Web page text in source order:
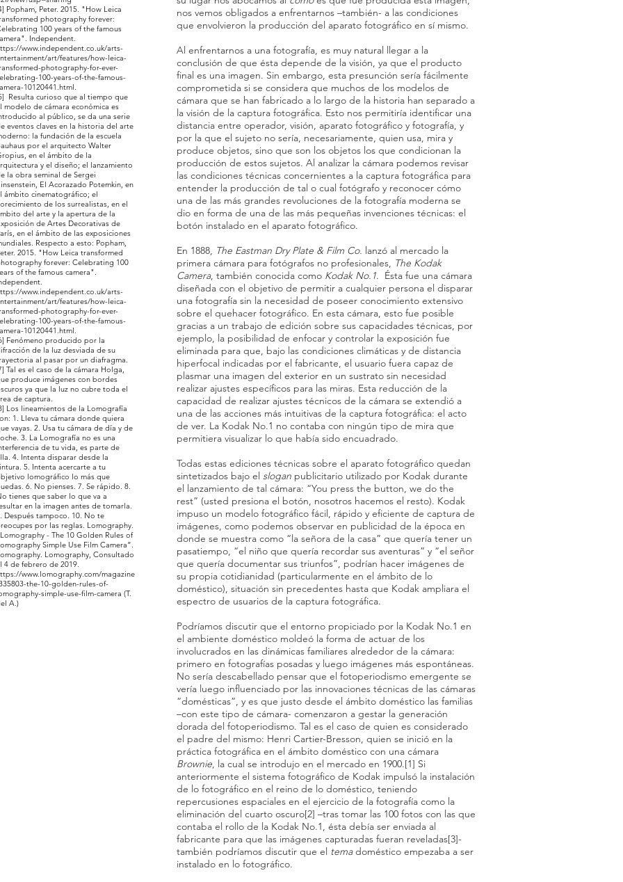
Popham, Peter. 2015. "How Leica
photography forever:
100 years of the famous
Independent.
www.independent.co.uk/arts-
art/features/how-leica-
photography-for-ever-
100-years-of-the-famous-
10120441.html.
Resulta curioso que al tiempo que
modelo de cámara económica es
al público, se da una serie
eventos claves en la historia del arte
la fundación de la escuela
por el arquitecto Walter
en el ámbito de la
y el diseño; el lanzamiento
la obra seminal de Sergei
El Acorazado Potemkin, en
ámbito cinematográfico; el
de los surrealistas, en el
del arte y la apertura de la
de Artes Decorativas de
en el ámbito de las exposiciones
Respecto a esto: Popham,
2015. "How Leica transformed
forever: Celebrating 100
of the famous camera".
www.independent.co.uk/arts-
art/features/how-leica-
photography-for-ever-
100-years-of-the-famous-
10120441.html.
Fenómeno producido por la
de la luz desviada de su
al pasar por un diafragma.
Tal es el caso de la cámara Holga,
produce imágenes con bordes
ya que la luz no cubre toda el
de captura.
Los lineamientos de la Lomografía
1. Lleva tu cámara donde quiera
vayas. 2. Usa tu cámara de día y de
3. La Lomografía no es una
de tu vida, es parte de
4. Intenta disparar desde la
5. Intenta acercarte a tu
lomográfico lo más que
6. No pienses. 7. Se rápido. 8.
tienes que saber lo que va a
en la imagen antes de tomarla.
Después tampoco. 10. No te
por las reglas. Lomography.
- The 10 Golden Rules of
Simple Use Film Camera”.
Lomography, Consultado
4 de febrero de 2019.
www.lomography.com/magazine
the-10-golden-rules-of-
simple-use-film-camera (T.
A.)
nos vemos obligados a enfrentarnos –también- a las condiciones
que envolvieron la producción del aparato fotográfico en sí mismo.
Al enfrentarnos a una fotografía, es muy natural llegar a la
conclusión de que ésta depende de la visión, ya que el producto
final es una imagen. Sin embargo, esta presunción sería fácilmente
comprometida si se considera que muchos de los modelos de
cámara que se han fabricado a lo largo de la historia han separado a
la visión de la captura fotográfica. Esto nos permitiría identificar una
distancia entre operador, visión, aparato fotográfico y fotografía, y
por la que el sujeto no sería, necesariamente, quien usa, mira y
produce objetos, sino que son los objetos los que condicionan la
producción de estos sujetos. Al analizar la cámara podemos revisar
las condiciones técnicas concernientes a la captura fotográfica para
entender la producción de tal o cual fotógrafo y reconocer cómo
una de las más grandes revoluciones de la fotografía moderna se
dio en forma de una de las más pequeñas invenciones técnicas: el
botón instalado en el aparato fotográfico.
En 1888, The Eastman Dry Plate & Film Co. lanzó al mercado la
primera cámara para fotógrafos no profesionales, The Kodak
Camera, también conocida como Kodak No.1. Ésta fue una cámara
diseñada con el objetivo de permitir a cualquier persona el disparar
una fotografía sin la necesidad de poseer conocimiento extensivo
sobre el quehacer fotográfico. En esta cámara, esto fue posible
gracias a un trabajo de edición sobre sus capacidades técnicas, por
ejemplo, la posibilidad de enfocar y controlar la exposición fue
eliminada para que, bajo las condiciones climáticas y de distancia
hiperfocal indicadas por el fabricante, el usuario fuera capaz de
plasmar una imagen del exterior en un sustrato sin necesidad
realizar ajustes específicos para las miras. Esta reducción de la
capacidad de realizar ajustes técnicos de la cámara se extendió a
una de las acciones más intuitivas de la captura fotográfica: el acto
de ver. La Kodak No.1 no contaba con ningún tipo de mira que
permitiera visualizar lo que había sido encuadrado.
Todas estas ediciones técnicas sobre el aparato fotográfico quedan
sintetizados bajo el slogan publicitario utilizado por Kodak durante
el lanzamiento de tal cámara: “You press the button, we do the
rest” (usted presiona el botón, nosotros hacemos el resto). Kodak
impuso un modelo fotográfico fácil, rápido y eficiente de captura de
imágenes, como podemos observar en publicidad de la época en
donde se muestra como “la señora de la casa” que quería tener un
pasatiempo, “el niño que quería recordar sus aventuras” y “el señor
que quería documentar sus triunfos”, podrían hacer imágenes de
su propia cotidianidad (particularmente en el ámbito de lo
doméstico), situación sin precedentes hasta que Kodak ampliara el
espectro de usuarios de la captura fotográfica.
Podríamos discutir que el entorno propiciado por la Kodak No.1 en
el ambiente doméstico moldeó la forma de actuar de los
involucrados en las dinámicas familiares alrededor de la cámara:
primero en fotografías posadas y luego imágenes más espontáneas.
No sería descabellado pensar que el fotoperiodismo emergente se
vería luego influenciado por las innovaciones técnicas de las cámaras
“domésticas”, y es que justo desde el ámbito doméstico las familias
–con este tipo de cámara- comenzaron a gestar la generación
dorada del fotoperiodismo. Tal es el caso de quien es considerado
el padre del mismo: Henri Cartier-Bresson, quien se inició en la
práctica fotográfica en el ámbito doméstico con una cámara
Brownie, la cual se introdujo en el mercado en 1900.[1] Si
anteriormente el sistema fotográfico de Kodak impulsó la instalación
de lo fotográfico en el reino de lo doméstico, teniendo
repercusiones espaciales en el ejercicio de la fotografía como la
eliminación del cuarto oscuro[2] –tras tomar las 100 fotos con las que
contaba el rollo de la Kodak No.1, ésta debía ser enviada al
fabricante para que las imágenes capturadas fueran reveladas[3]-
también podríamos discutir que el temadoméstico empezaba a ser
instalado en lo fotográfico.